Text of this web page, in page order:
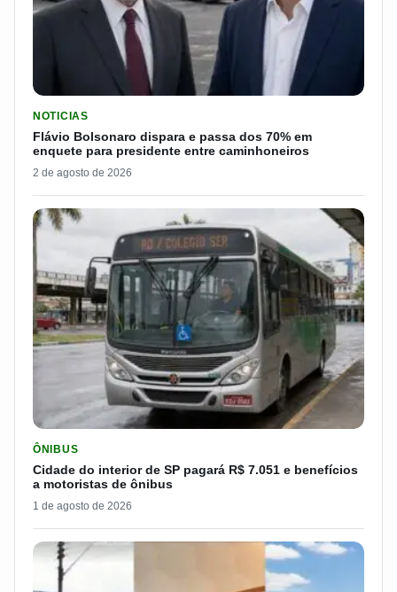
NOTICIAS
Flávio Bolsonaro dispara e passa dos 70% em
enquete para presidente entre caminhoneiros
2 de agosto de 2026
ÔNIBUS
Cidade do interior de SP pagará R$ 7.051 e benefícios
a motoristas de ônibus
1 de agosto de 2026